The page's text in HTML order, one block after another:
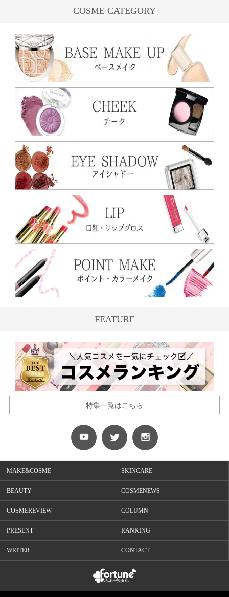
COSME CATEGORY
FEATURE
特集一覧はこちら
MAKE&COSME SKINCARE
BEAUTY COSMENEWS
COSMEREVIEW COLUMN
PRESENT RANKING
WRITER CONTACT